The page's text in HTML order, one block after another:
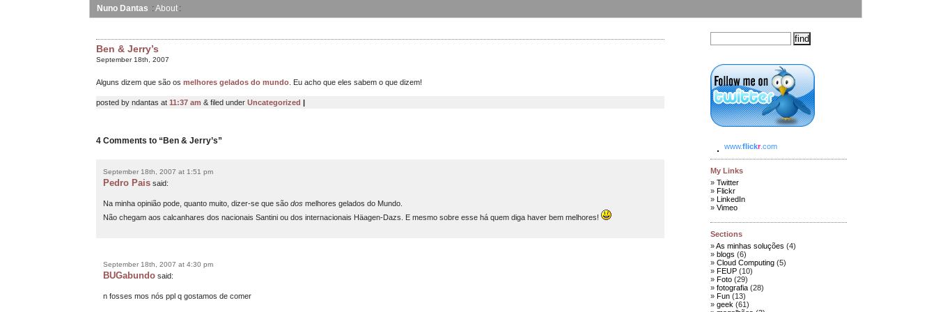
Nuno Dantas About
Ben & Jerry’s
September 18th, 2007
Alguns dizem que são os melhores gelados do mundo. Eu acho que eles sabem o que dizem!
posted by ndantas at 11:37 am & filed under Uncategorized |
4 Comments to “Ben & Jerry’s”
September 18th, 2007 at 1:51 pm
Pedro Paissaid:
Na minha opinião pode, quanto muito, dizer-se que são dosmelhores gelados do Mundo.
Não chegam aos calcanhares dos nacionais Santini ou dos internacionais Häagen-Dazs. E mesmo sobre esse há quem diga haver bem melhores!
September 18th, 2007 at 4:30 pm
BUGabundosaid:
n fosses mos nós ppl q gostamos de comer
www.flickr.com
My Links
Twitter
Flickr
LinkedIn
Vimeo
Sections
As minhas soluções (4)
blogs (6)
Cloud Computing (5)
FEUP (10)
Foto (29)
fotografia (28)
Fun (13)
geek (61)